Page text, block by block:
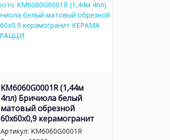
KM6060G0001R (1,44м
4пл) Бричиола белый
матовый обрезной
60x60x0,9 керамогранит
Артикул: KM6060G0001R